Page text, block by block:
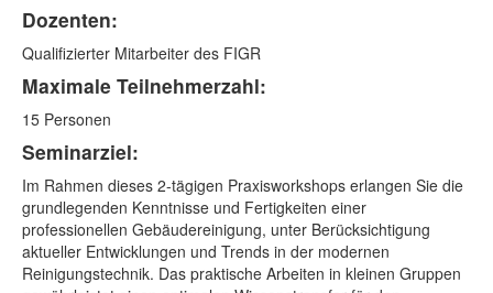
Dozenten:
Qualifizierter Mitarbeiter des FIGR
Maximale Teilnehmerzahl:
15 Personen
Seminarziel:
Im Rahmen dieses 2-tägigen Praxisworkshops erlangen Sie die
grundlegenden Kenntnisse und Fertigkeiten einer
professionellen Gebäudereinigung, unter Berücksichtigung
aktueller Entwicklungen und Trends in der modernen
Reinigungstechnik. Das praktische Arbeiten in kleinen Gruppen